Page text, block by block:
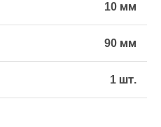
10 мм
90 мм
1 шт.